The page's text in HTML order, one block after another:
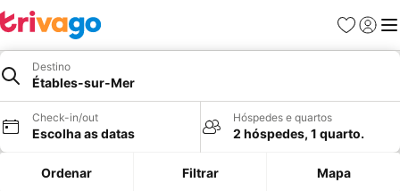
Favoritos
Iniciar
Destino
Étables-sur-Mer
Check-in/out
Escolha as datas
Hóspedes e quartos
2 hóspedes, 1 quarto.
Ordenar Filtrar Mapa